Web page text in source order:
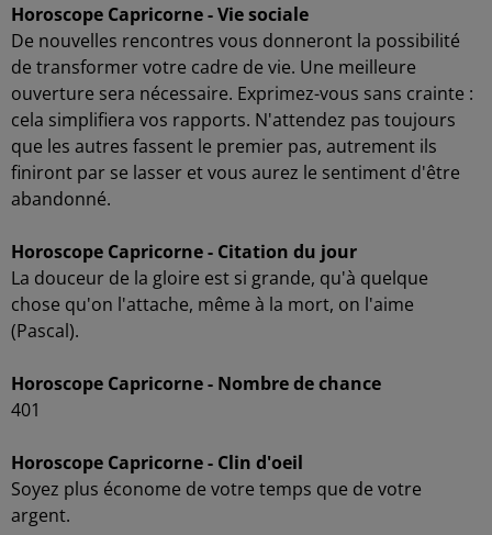
Horoscope Capricorne - Vie sociale
De nouvelles rencontres vous donneront la possibilité
de transformer votre cadre de vie. Une meilleure
ouverture sera nécessaire. Exprimez-vous sans crainte :
cela simplifiera vos rapports. N'attendez pas toujours
que les autres fassent le premier pas, autrement ils
finiront par se lasser et vous aurez le sentiment d'être
abandonné.
Horoscope Capricorne - Citation du jour
La douceur de la gloire est si grande, qu'à quelque
chose qu'on l'attache, même à la mort, on l'aime
(Pascal).
Horoscope Capricorne - Nombre de chance
401
Horoscope Capricorne - Clin d'oeil
Soyez plus économe de votre temps que de votre
argent.